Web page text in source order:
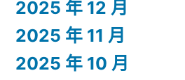
2025 年 12 月
2025 年 11 月
2025 年 10 月